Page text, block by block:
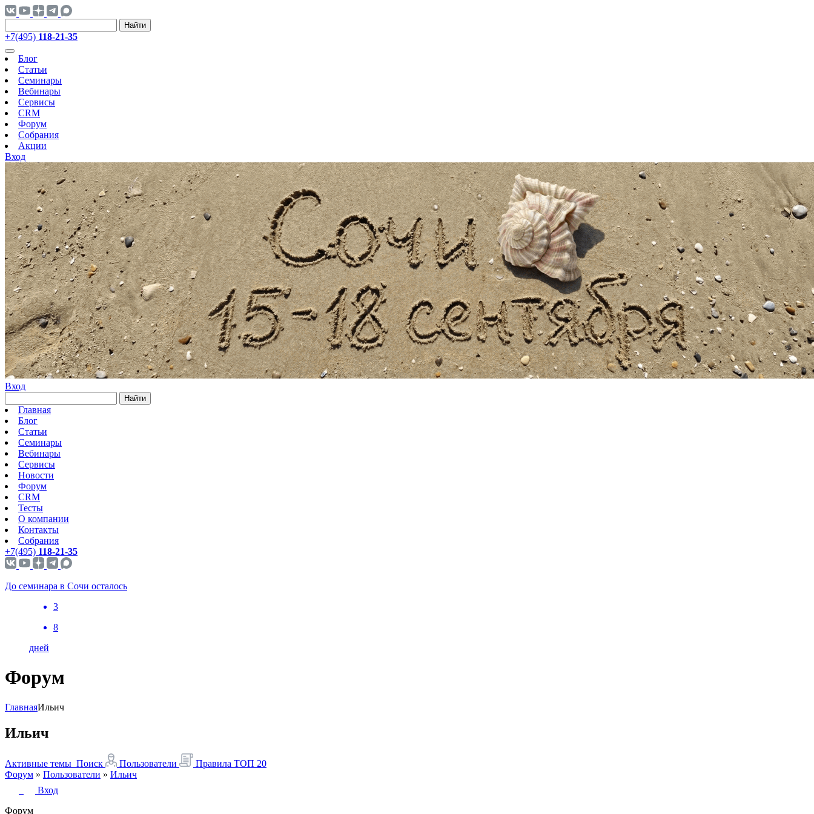
Найти
+7(495) 118-21-35
Блог
Статьи
Семинары
Вебинары
Сервисы
CRM
Форум
Собрания
Акции
Вход
Вход
Найти
Главная
Блог
Статьи
Семинары
Вебинары
Сервисы
Новости
Форум
CRM
Тесты
О компании
Контакты
Собрания
+7(495) 118-21-35
До семинара в Сочи осталось
3
8
дней
Форум
ГлавнаяИльич
Ильич
Активные темы Поиск Пользователи Правила ТОП 20
Форум » Пользователи » Ильич
Вход
Форум